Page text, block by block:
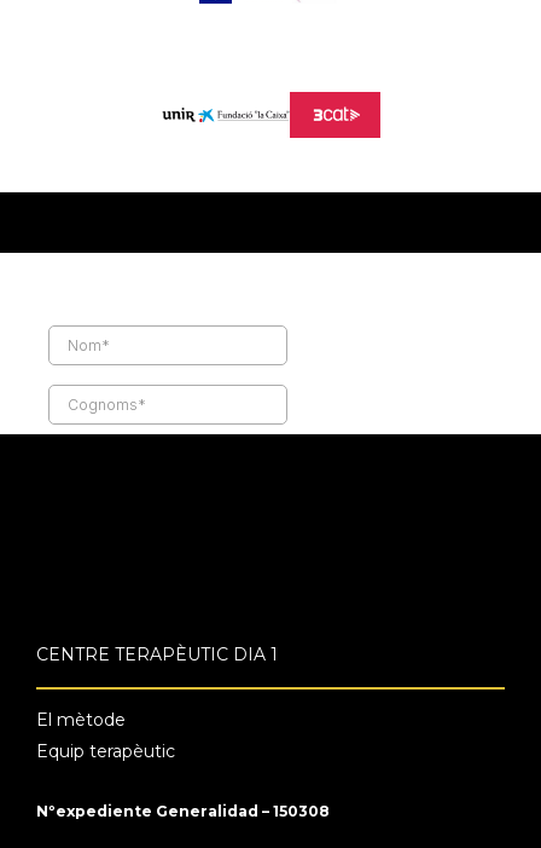
CENTRE TERAPÈUTIC DIA 1
El mètode
Equip terapèutic
Nºexpediente Generalidad – 150308